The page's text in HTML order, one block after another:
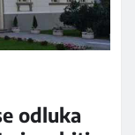
odluka